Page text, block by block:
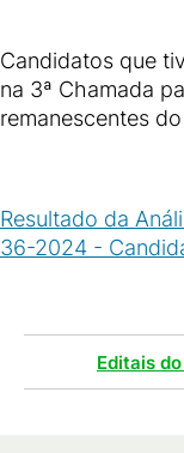
Candidatos que
na 3ª Chamada
remanescentes
Resultado da
36-2024 -
Editais